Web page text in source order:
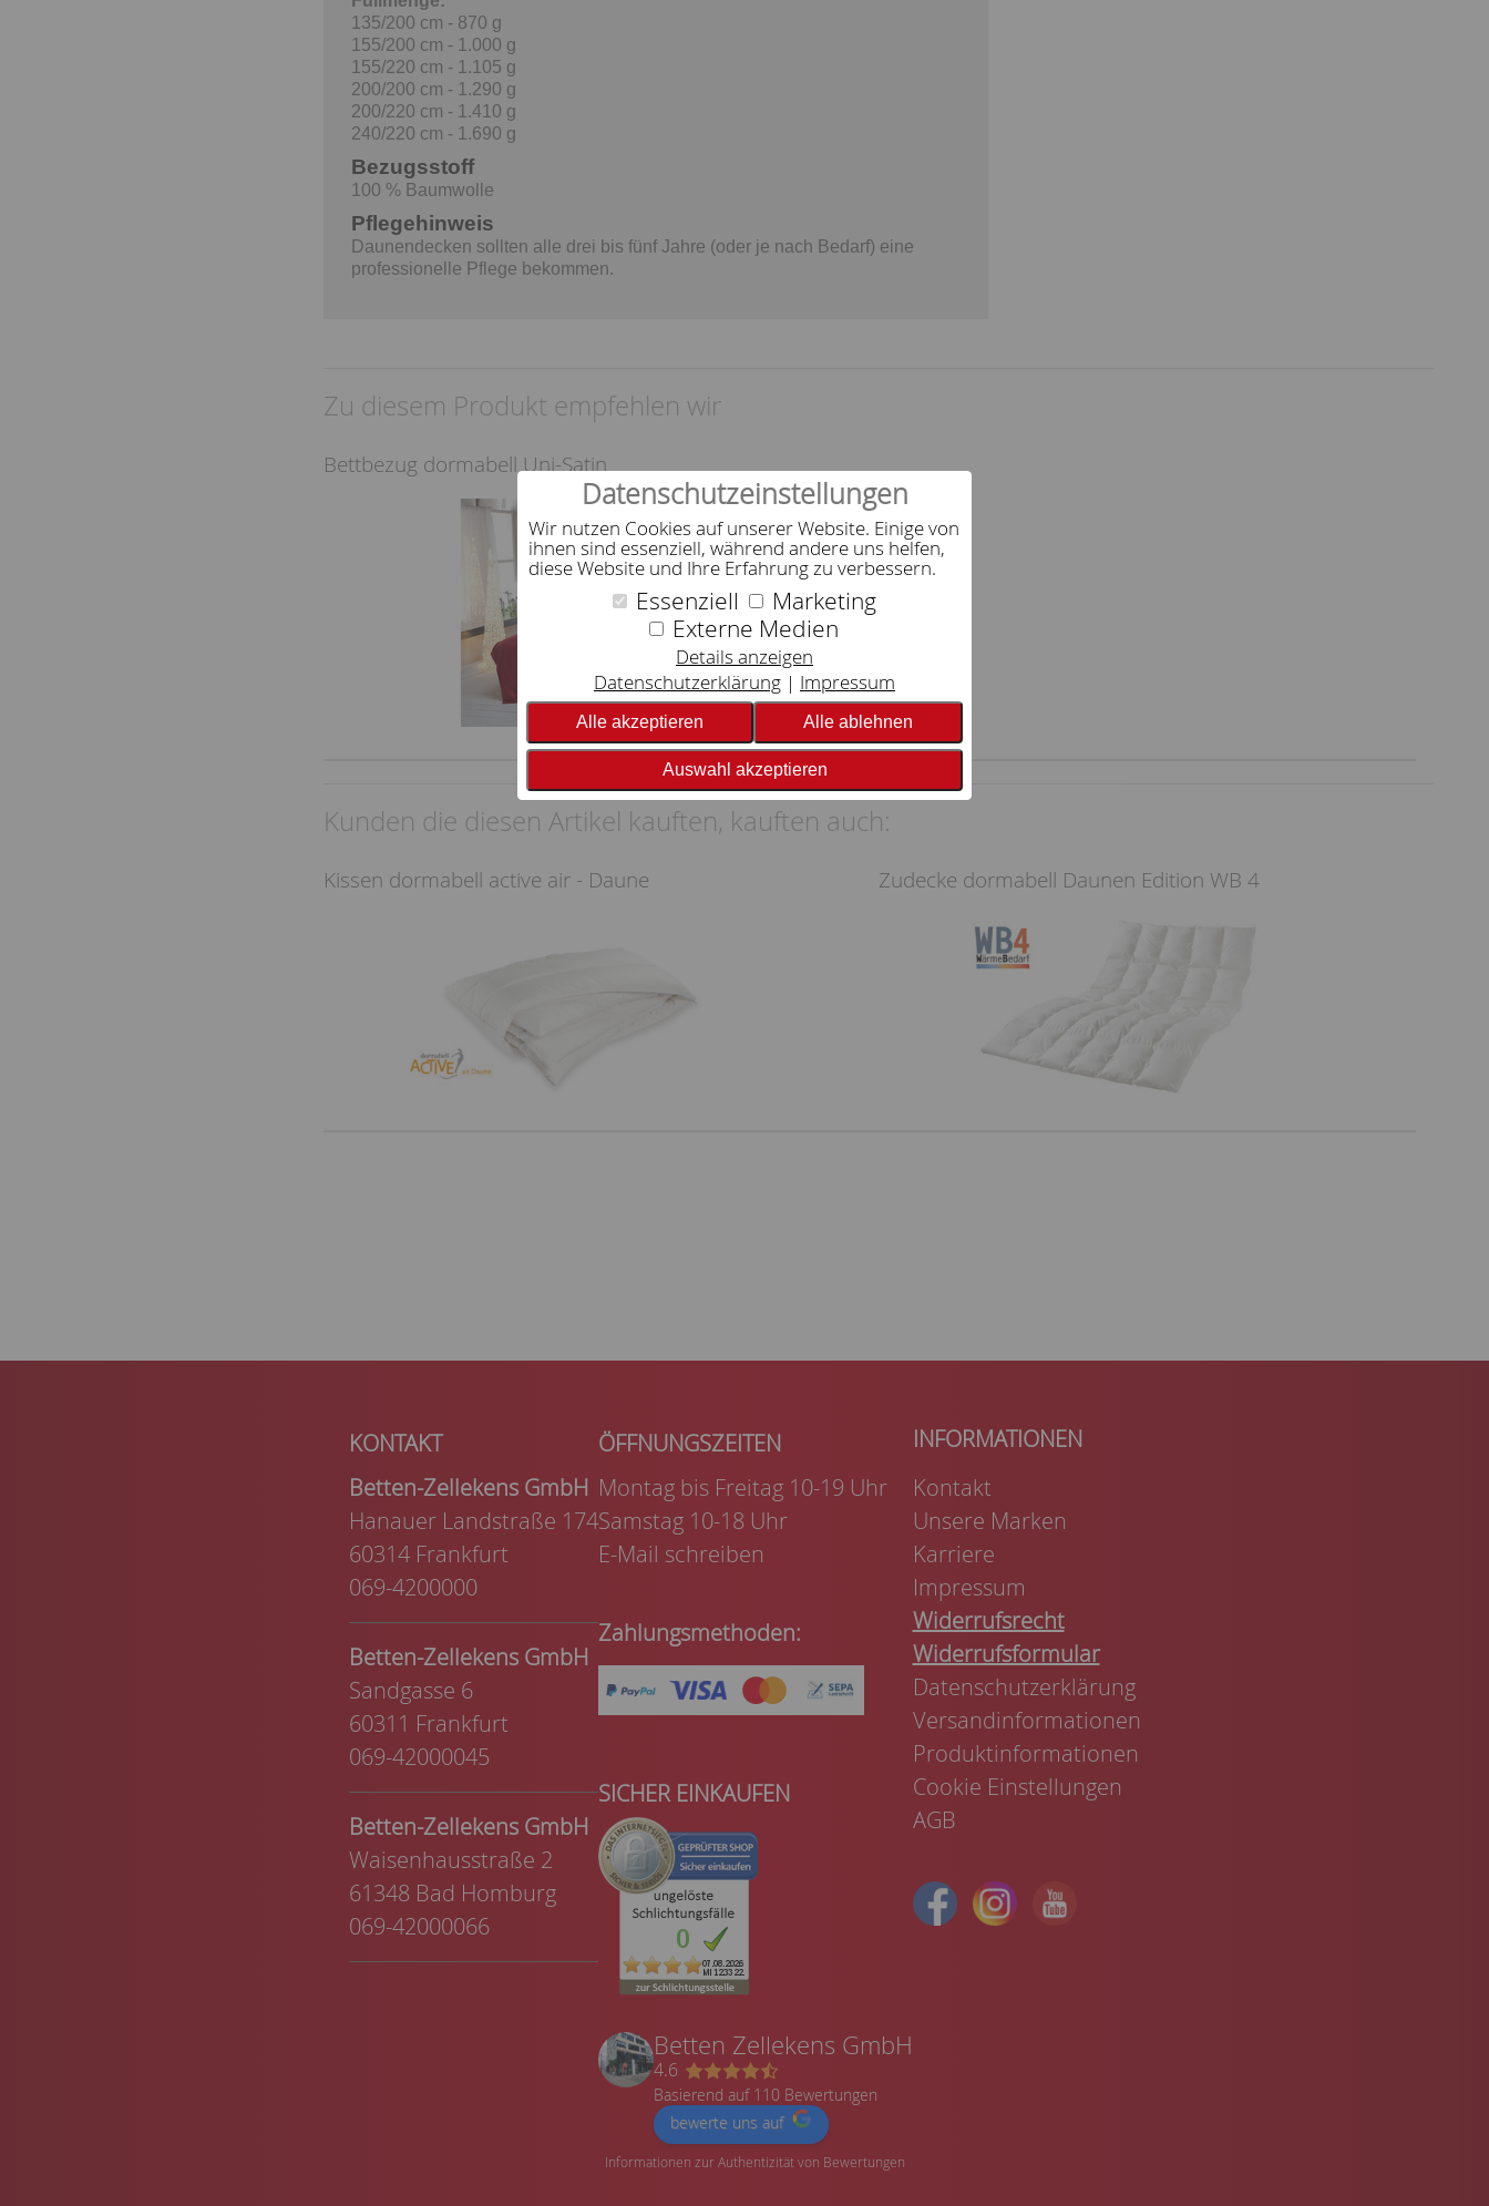
Datenschutzeinstellungen
Wir nutzen Cookies auf unserer Website. Einige von
ihnen sind essenziell, während andere uns helfen,
diese Website und Ihre Erfahrung zu verbessern.
Essenziell
Marketing
Externe Medien
Details anzeigen
Datenschutzerklärung
Impressum
Alle akzeptieren Alle ablehnen
Auswahl akzeptieren
135/200 cm - 870 g
155/200 cm - 1.000 g
155/220 cm - 1.105 g
200/200 cm - 1.290 g
200/220 cm - 1.410 g
240/220 cm - 1.690 g
Bezugsstoff
100 % Baumwolle
Pflegehinweis
Daunendecken sollten alle drei bis fünf Jahre (oder je nach Bedarf) eine
professionelle Pflege bekommen.
Zu diesem Produkt empfehlen wir
Bettbezug dormabell Uni-Satin
Kunden die diesen Artikel kauften, kauften auch:
Kissen dormabell active air - Daune Zudecke dormabell Daunen Edition WB 4
Betten-Zellekens GmbH
Hanauer Landstraße 174
60314 Frankfurt
069-4200000
Betten-Zellekens GmbH
Sandgasse 6
60311 Frankfurt
069-42000045
Betten-Zellekens GmbH
Waisenhausstraße 2
61348 Bad Homburg
069-42000066
Montag bis Freitag 10-19 Uhr
Samstag 10-18 Uhr
E-Mail schreiben
Zahlungsmethoden:
SICHER EINKAUFEN
Betten Zellekens GmbH
4.6
Basierend auf 110 Bewertungen
bewerte uns auf
Informationen zur Authentizität von Bewertungen
Kontakt
Unsere Marken
Karriere
Impressum
Widerrufsrecht
Widerrufsformular
Datenschutzerklärung
Versandinformationen
Produktinformationen
Cookie Einstellungen
AGB